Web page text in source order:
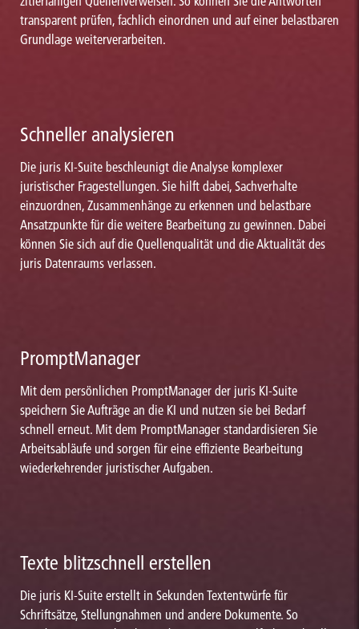
transparent prüfen, fachlich einordnen und auf einer belastbaren
Grundlage weiterverarbeiten.
Schneller analysieren
Die juris KI-Suite beschleunigt die Analyse komplexer
juristischer Fragestellungen. Sie hilft dabei, Sachverhalte
einzuordnen, Zusammenhänge zu erkennen und belastbare
Ansatzpunkte für die weitere Bearbeitung zu gewinnen. Dabei
können Sie sich auf die Quellenqualität und die Aktualität des
juris Datenraums verlassen.
PromptManager
Mit dem persönlichen PromptManager der juris KI-Suite
speichern Sie Aufträge an die KI und nutzen sie bei Bedarf
schnell erneut. Mit dem PromptManager standardisieren Sie
Arbeitsabläufe und sorgen für eine effiziente Bearbeitung
wiederkehrender juristischer Aufgaben.
Texte blitzschnell erstellen
Die juris KI-Suite erstellt in Sekunden Textentwürfe für
Schriftsätze, Stellungnahmen und andere Dokumente. So